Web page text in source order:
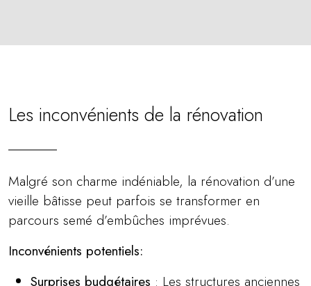
Les inconvénients de la rénovation
Malgré son charme indéniable, la rénovation d’une
vieille bâtisse peut parfois se transformer en
parcours semé d’embûches imprévues.
Inconvénients potentiels:
Surprises budgétaires : Les structures anciennes